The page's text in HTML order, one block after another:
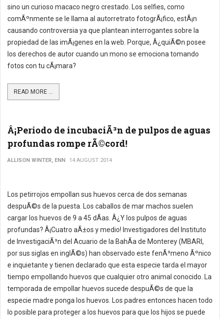
sino un curioso macaco negro crestado. Los selfies, como
comÃºnmente se le llama al autorretrato fotogrÃ¡fico, estÃ¡n
causando controversia ya que plantean interrogantes sobre la
propiedad de las imÃ¡genes en la web. Porque, Â¿quiÃ©n posee
los derechos de autor cuando un mono se emociona tomando
fotos con tu cÃ¡mara?
READ MORE ...
Â¡Periodo de incubaciÃ³n de pulpos de aguas
profundas rompe rÃ©cord!
ALLISON WINTER, ENN 14 AUGUST 2014
Los petirrojos empollan sus huevos cerca de dos semanas
despuÃ©s de la puesta. Los caballos de mar machos suelen
cargar los huevos de 9 a 45 dÃ­as. Â¿Y los pulpos de aguas
profundas? Â¡Cuatro aÃ±os y medio! Investigadores del Instituto
de InvestigaciÃ³n del Acuario de la BahÃ­a de Monterey (MBARI,
por sus siglas en inglÃ©s) han observado este fenÃ³meno Ãºnico
e inquietante y tienen declarado que esta especie tarda el mayor
tiempo empollando huevos que cualquier otro animal conocido. La
temporada de empollar huevos sucede despuÃ©s de que la
especie madre ponga los huevos. Los padres entonces hacen todo
lo posible para proteger a los huevos para que los hijos se puede